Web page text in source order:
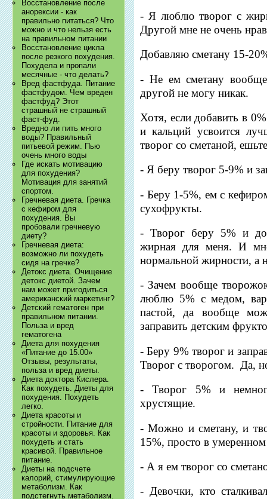
Восстановление после
анорексии - как
правильно питаться? Что
можно и что нельзя есть
на правильном питании
Восстановление цикла
после резкого похудения.
Похудела и пропали
месячные - что делать?
Вред фастфуда. Питание
фастфудом. Чем вреден
фастфуд? Этот
страшный не страшный
фаст-фуд.
Вредно ли пить много
воды? Правильный
питьевой режим. Пью
очень много воды
Где искать мотивацию
для похудения?
Мотивация для занятий
спортом.
Гречневая диета. Гречка
с кефиром для
похудения. Вы
пробовали гречневую
диету?
Гречневая диета:
возможно ли похудеть
сидя на гречке?
Детокс диета. Очищение
детокс диетой. Зачем
нам может пригодиться
американский маркетинг?
Детский гематоген при
правильном питании.
Польза и вред
гематогена
Диета для похудения
«Питание до 15.00»
Отзывы, результаты,
польза и вред диеты.
Диета доктора Кислера.
Как похудеть. Диеты для
похудения. Похудеть
легко.
Диета красоты и
стройности. Питание для
красоты и здоровья. Как
похудеть и стать
красивой. Правильное
питание.
Диеты на подсчете
калорий, стимулирующие
метаболизм. Как
подстегнуть метаболизм.
- Я люблю творог с
Другой мне не очень
Добавляю сметану 15-
- Не ем сметану
другой не могу никак.
Хотя, если добавить в
и кальций усвоится
творог со сметаной,
- Я беру творог 5-9% и
- Беру 1-5%, ем с
сухофрукты.
- Творог беру 5% и
жирная для меня. И
нормальной жирности, а
- Зачем вообще
люблю 5% с медом,
пастой, да вообще
заправить детским
- Беру 9% творог и
Творог с творогом. Да,
- Творог 5% и
хрустящие.
- Можно и сметану, и
15%, просто в умеренном
- А я ем творог со
- Девочки, кто